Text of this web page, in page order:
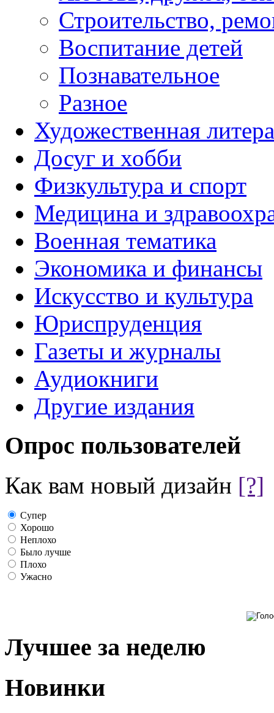
Строительство,
Воспитание детей
Познавательное
Разное
Художественная
Досуг и хобби
Физкультура и спорт
Медицина и
Военная тематика
Экономика и финансы
Искусство и культура
Юриспруденция
Газеты и журналы
Аудиокниги
Другие издания
Опрос пользователей
Как вам новый дизайн [?]
Супер
Хорошо
Неплохо
Было лучше
Плохо
Ужасно
Лучшее за неделю
Новинки